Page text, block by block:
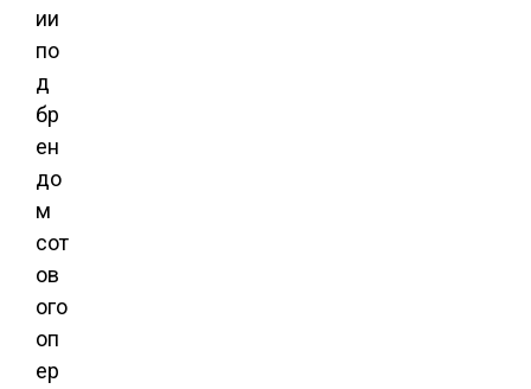
ии
по
д
бр
ен
до
м
сот
ов
ого
оп
ер